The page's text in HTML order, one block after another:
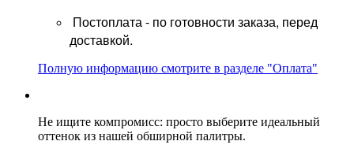
Постоплата - по готовности заказа, перед
доставкой.
Полную информацию смотрите в разделе "Оплата"
Не ищите компромисс: просто выберите идеальный
оттенок из нашей обширной палитры.